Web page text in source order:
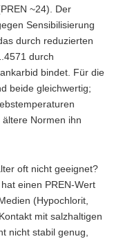
~24). Der
Sensibilisierung
durch reduzierten
durch
bindet. Für die
beide gleichwertig;
Normen ihn
oft nicht geeignet?
einen PREN-Wert
(Hypochlorit,
mit salzhaltigen
nicht stabil genug,